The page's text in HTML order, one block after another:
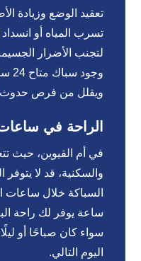
تعقيد الوضع وزيادة
تسرب المياه أو
لتجنب الأضرار
ويقلل من فرص حدوث
الراحة في ساعات
في أم القيوين، حيث
والسكنية، قد لا
ساعة يوفر لك راحة
سواء كان صباحًا أو
اليوم التالي.